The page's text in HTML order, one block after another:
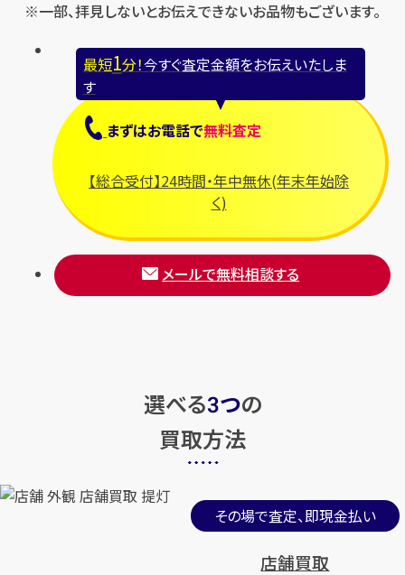
※一部、拝見しないとお伝えできないお品物もございます。
最短1分！今すぐ査定金額をお伝えいたしま
す
まずはお電話で無料査定
【総合受付】24時間・年中無休(年末年始除
く)
メールで無料相談する
選べる3つの
買取方法
その場で査定、即現金払い
店舗買取